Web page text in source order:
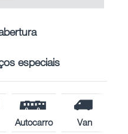
especiais
Autocarro
Van